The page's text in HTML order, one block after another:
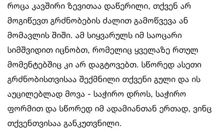
როცა კავშირი ზევითაა დაწერილი, თქვენ არ
მოგიწევთ გრძნობების ძალით გამოწვევა ან
მომავლის შიში. ამ სიყვარულს იმ საოცარი
სიმშვიდით იცნობთ, რომელიც ყველაზე რთულ
მომენტებშიც კი არ დაგტოვებთ. სწორედ ასეთი
გრძნობისთვისაა შექმნილი თქვენი გული და ის
აუცილებლად მოვა - საჭირო დროს, საჭირო
ფორმით და სწორედ იმ ადამიანთან ერთად, ვინც
თქვენთვისაა განკუთვნილი.